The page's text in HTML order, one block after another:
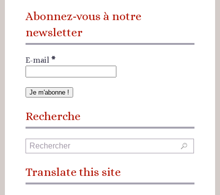
Abonnez-vous à notre
newsletter
E-mail *
Recherche
Translate this site